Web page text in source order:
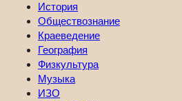
История
Обществознание
Краеведение
География
Физкультура
Музыка
ИЗО